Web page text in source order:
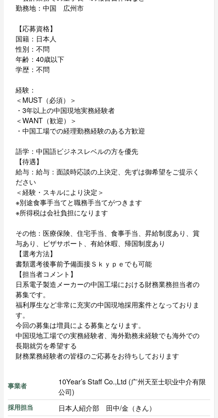
勤務地：中国 広州市
【応募資格】
国籍：日本人
性別：不問
年齢：40歳以下
学歴：不問
経験：
＜MUST（必須）＞
・3年以上の中国現地実務経験者
＜WANT（歓迎）＞
・中国工場での経理勤務経験のある方歓迎
語学：中国語ビジネスレベルの方を優先
【待遇】
給与：給与：面談時応談の上決定、先ずは御希望をご提示く
ださい
＜経験・スキルにより決定＞
※別途食事手当てと職務手当てがつきます
※所得税は会社負担になります
その他：医療保険、住宅手当、食事手当、昇給制度あり、賞
与あり、ビザサポート、有給休暇、帰国制度あり
【選考方法】
書類選考後事前予備面接Ｓｋｙｐｅでも可能
【担当者コメント】
日系電子製造メーカーの中国工場における財務業務担当者の
募集です。
福利厚生など非常に充実の中国現地採用案件となっておりま
す。
今回の募集は増員による募集となります。
中国現地工場での実務経験者、海外勤務未経験でも海外での
長期就労を希望する
財務業務経験者の皆様のご応募をお待ちしております
事業者
10Year’s Staff Co.,Ltd (广州天至士职业中介有限
公司)
採用担当 日本人紹介部 田中/金（きん）